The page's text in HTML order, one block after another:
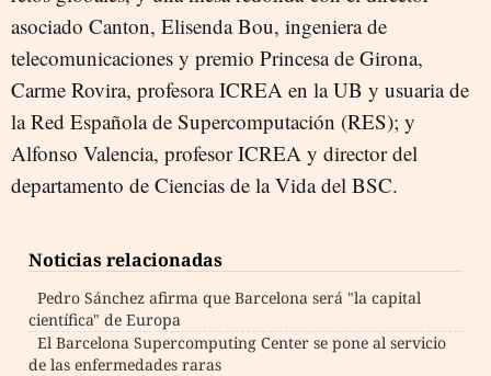
asociado Canton, Elisenda Bou, ingeniera de
telecomunicaciones y premio Princesa de Girona,
Carme Rovira, profesora ICREA en la UB y usuaria de
la Red Española de Supercomputación (RES); y
Alfonso Valencia, profesor ICREA y director del
departamento de Ciencias de la Vida del BSC.
Noticias relacionadas
Pedro Sánchez afirma que Barcelona será "la capital
científica" de Europa
El Barcelona Supercomputing Center se pone al servicio
de las enfermedades raras